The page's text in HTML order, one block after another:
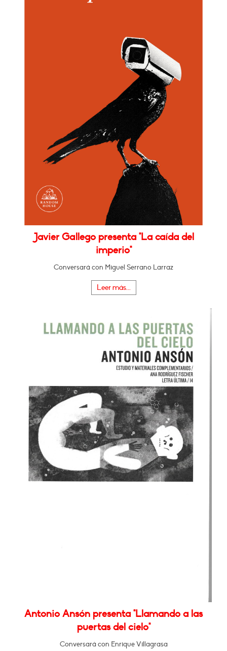
Javier Gallego presenta "La caída del
imperio"
Conversará con Miguel Serrano Larraz
Leer más...
Antonio Ansón presenta "Llamando a las
puertas del cielo"
Conversará con Enrique Villagrasa